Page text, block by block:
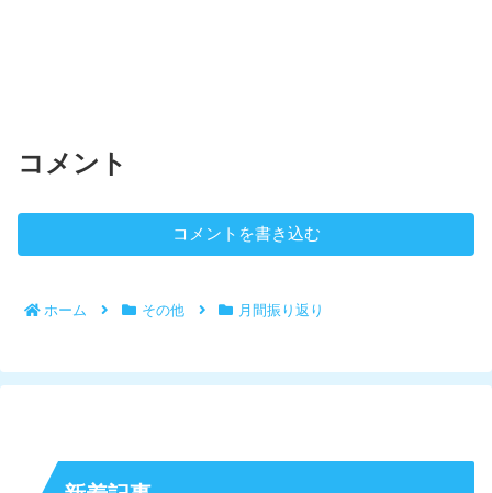
コメント
コメントを書き込む
ホーム その他 月間振り返り